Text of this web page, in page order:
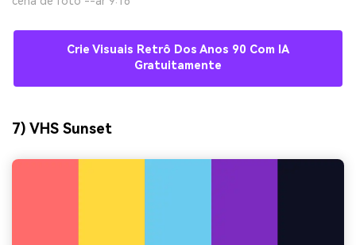
Crie Visuais Retrô Dos Anos 90 Com IA
Gratuitamente
7) VHS Sunset